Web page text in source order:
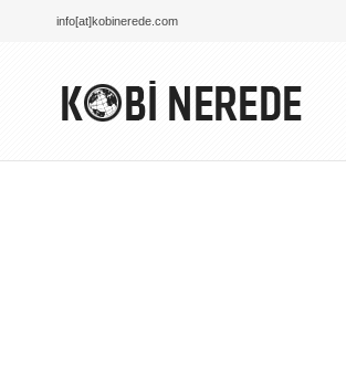
info[at]kobinerede.com